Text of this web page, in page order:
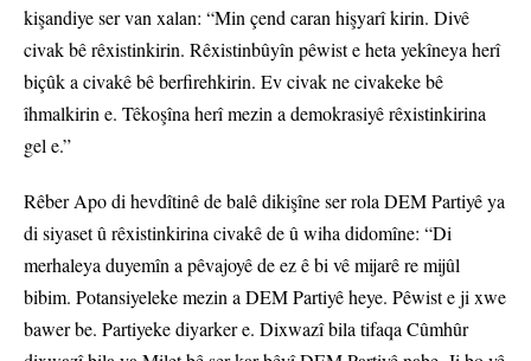
kişandiye ser van xalan: “Min çend caran hişyarî kirin. Divê
civak bê rêxistinkirin. Rêxistinbûyîn pêwist e heta yekîneya herî
biçûk a civakê bê berfirehkirin. Ev civak ne civakeke bê
îhmalkirin e. Têkoşîna herî mezin a demokrasiyê rêxistinkirina
gel e.”
Rêber Apo di hevdîtinê de balê dikişîne ser rola DEM Partiyê ya
di siyaset û rêxistinkirina civakê de û wiha didomîne: “Di
merhaleya duyemîn a pêvajoyê de ez ê bi vê mijarê re mijûl
bibim. Potansiyeleke mezin a DEM Partiyê heye. Pêwist e ji xwe
bawer be. Partiyeke diyarker e. Dixwazî bila tifaqa Cûmhûr